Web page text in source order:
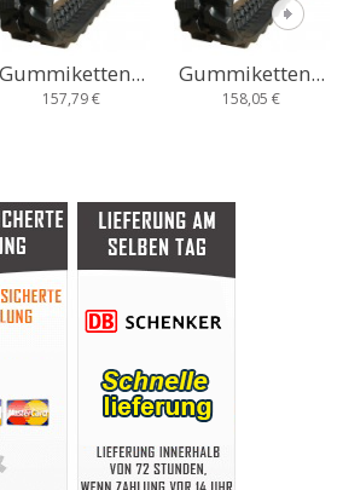
Gummiketten...
157,79 €
Gummiketten...
158,05 €